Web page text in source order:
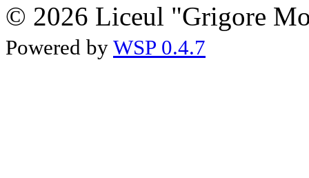
© 2026 Liceul "Grigore
Powered by WSP 0.4.7